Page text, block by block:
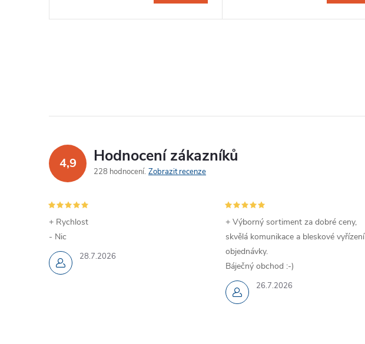
4,9 Hodnocení zákazníků
228 hodnocení Zobrazit recenze
28.7.2026
+ Rychlost
- Nic
26.7.2026
+ Výborný sortiment za dobré ceny,
skvělá komunikace a bleskové vyřízení
objednávky.
Báječný obchod :-)